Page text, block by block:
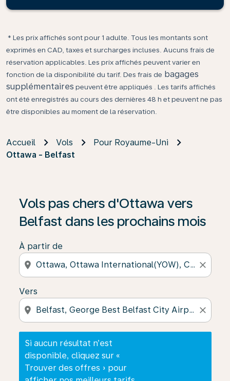
* Les prix affichés sont pour 1 adulte. Tous les montants sont
exprimés en CAD, taxes et surcharges incluses. Aucuns frais de
réservation applicables. Les prix affichés peuvent varier en
fonction de la disponibilité du tarif. Des frais de bagages
supplémentaires peuvent être appliqués . Les tarifs affichés
ont été enregistrés au cours des dernières 48 h et peuvent ne pas
être disponibles au moment de la réservation.
Accueil Vols
Pour Royaume-Uni
Ottawa - Belfast
Vols pas chers d'Ottawa vers
Belfast dans les prochains mois
À partir de
location_on close
Vers
location_on close
Si aucun résultat n’est
disponible, cliquez sur «
Trouver des offres » pour
Si aucun résultat n’est disponible, cliquez sur «